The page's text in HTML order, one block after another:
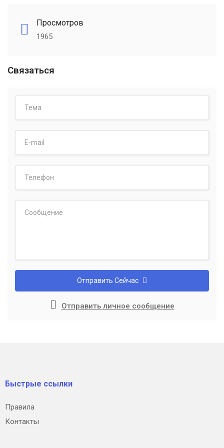
Просмотров
1965
Связаться
Отправить Сейчас
Отправить личное сообщение
Быстрые ссылки
Правила
Контакты